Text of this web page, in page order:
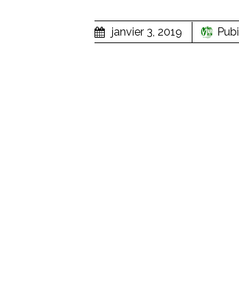
janvier 3, 2019